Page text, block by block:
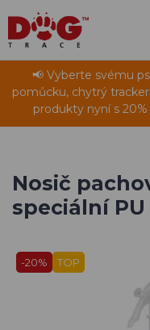
📢 Vyberte svému
pomůcku, chytrý
produkty nyní s
Nosič
speciální
-20% TOP